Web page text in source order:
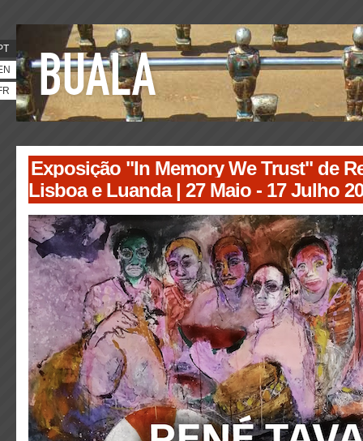
Exposição "In Memory We Trust" de
Lisboa e Luanda | 27 Maio - 17 Julho